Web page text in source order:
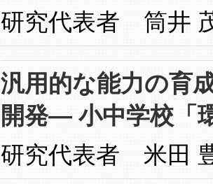
研究代表者 筒井
汎用的な能力の育
開発— 小中学校「
研究代表者 米田